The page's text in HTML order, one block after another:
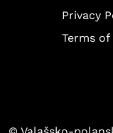
Privacy
Terms of